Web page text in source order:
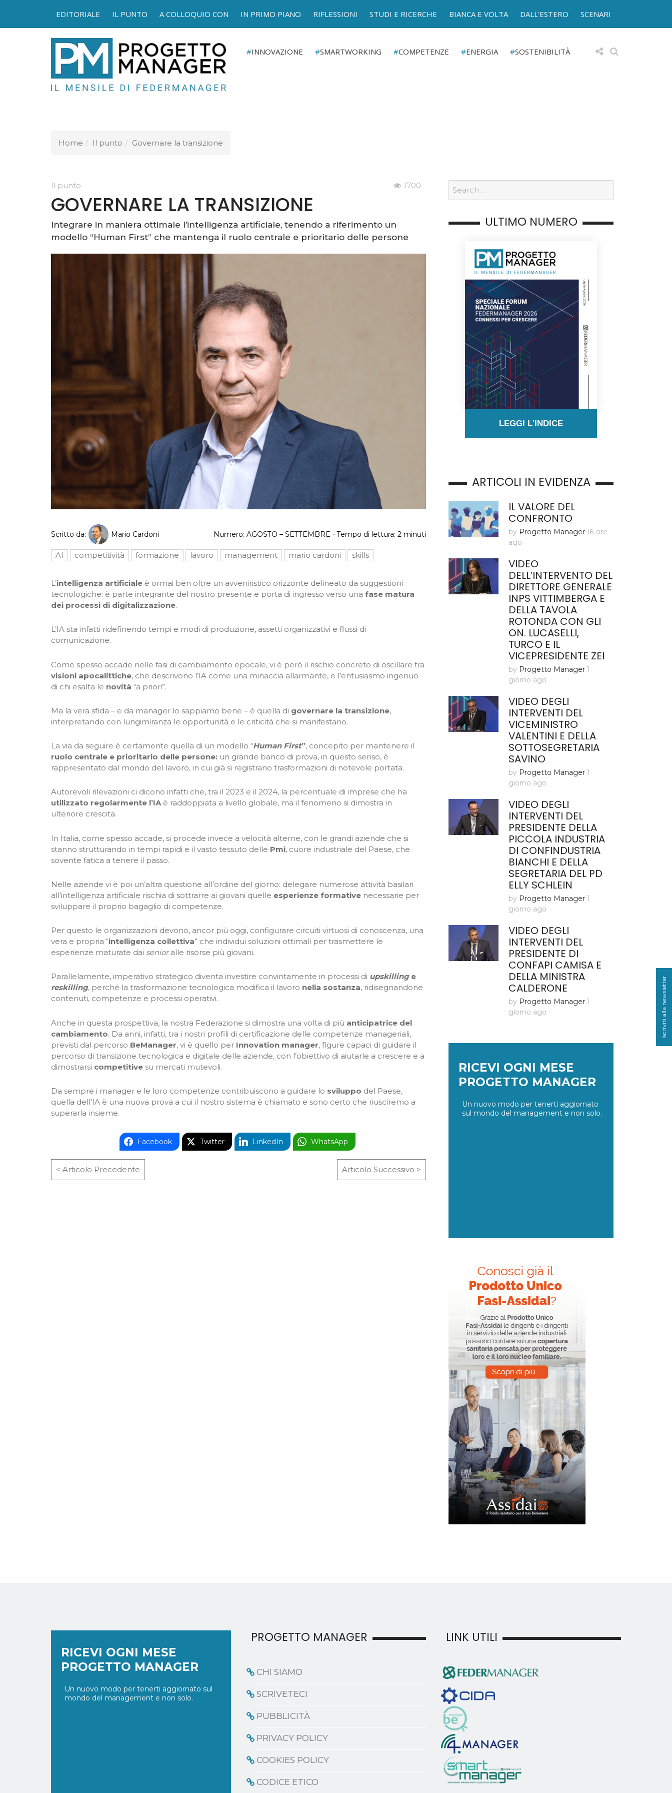
EDITORIALE IL PUNTO A COLLOQUIO CON IN PRIMO PIANO RIFLESSIONI STUDI E RICERCHE BIANCA E VOLTA DALL’ESTERO SCENARI
INNOVAZIONE SMARTWORKING COMPETENZE ENERGIA SOSTENIBILITÀ
Home Il punto Governare la transizione
Il punto 1700
GOVERNARE LA TRANSIZIONE
Integrare in maniera ottimale l’intelligenza artificiale, tenendo a riferimento un
modello “Human First” che mantenga il ruolo centrale e prioritario delle persone
Scritto da: Mario Cardoni Numero: AGOSTO – SETTEMBRE -Tempo di lettura: 2 minuti
AI competitività formazione lavoro management mario cardoni skills
L’intelligenza artificiale è ormai ben oltre un avveniristico orizzonte delineato da suggestioni
tecnologiche: è parte integrante del nostro presente e porta di ingresso verso una fase matura
dei processi di digitalizzazione.
L’IA sta infatti ridefinendo tempi e modi di produzione, assetti organizzativi e flussi di
comunicazione.
Come spesso accade nelle fasi di cambiamento epocale, vi è però il rischio concreto di oscillare tra
visioni apocalittiche, che descrivono l’IA come una minaccia allarmante, e l’entusiasmo ingenuo
di chi esalta le novità “a priori”.
Ma la vera sfida – e da manager lo sappiamo bene – è quella di governare la transizione,
interpretando con lungimiranza le opportunità e le criticità che si manifestano.
La via da seguire è certamente quella di un modello “Human First”, concepito per mantenere il
ruolo centrale e prioritario delle persone: un grande banco di prova, in questo senso, è
rappresentato dal mondo del lavoro, in cui già si registrano trasformazioni di notevole portata.
Autorevoli rilevazioni ci dicono infatti che, tra il 2023 e il 2024, la percentuale di imprese che ha
utilizzato regolarmente l’IAè raddoppiata a livello globale, ma il fenomeno si dimostra in
ulteriore crescita.
In Italia, come spesso accade, si procede invece a velocità alterne, con le grandi aziende che si
stanno strutturando in tempi rapidi e il vasto tessuto delle Pmi, cuore industriale del Paese, che
sovente fatica a tenere il passo.
Nelle aziende vi è poi un’altra questione all’ordine del giorno: delegare numerose attività basilari
all’intelligenza artificiale rischia di sottrarre ai giovani quelle esperienze formative necessarie per
sviluppare il proprio bagaglio di competenze.
Per questo le organizzazioni devono, ancor più oggi, configurare circuiti virtuosi di conoscenza, una
vera e propria “intelligenza collettiva” che individui soluzioni ottimali per trasmettere le
esperienze maturate dai senioralle risorse più giovani.
Parallelamente, imperativo strategico diventa investire convintamente in processi di upskillinge
reskilling, perché la trasformazione tecnologica modifica il lavoro nella sostanza, ridisegnandone
contenuti, competenze e processi operativi.
Anche in questa prospettiva, la nostra Federazione si dimostra una volta di più anticipatrice del
cambiamento. Da anni, infatti, tra i nostri profili di certificazione delle competenze manageriali,
previsti dal percorso BeManager, vi è quello per Innovation manager, figure capaci di guidare il
percorso di transizione tecnologica e digitale delle aziende, con l’obiettivo di aiutarle a crescere e a
dimostrarsi competitive su mercati mutevoli.
Da sempre i manager e le loro competenze contribuiscono a guidare lo sviluppo del Paese,
quella dell’IA è una nuova prova a cui il nostro sistema è chiamato e sono certo che riusciremo a
superarla insieme.
Facebook Twitter LinkedIn WhatsApp
< Articolo Precedente Articolo Successivo >
ULTIMO NUMERO
LEGGI L'INDICE
ARTICOLI IN EVIDENZA
IL VALORE DEL
CONFRONTO
by Progetto Manager 16 ore
ago
VIDEO
DELL’INTERVENTO DEL
DIRETTORE GENERALE
INPS VITTIMBERGA E
DELLA TAVOLA
ROTONDA CON GLI
ON. LUCASELLI,
TURCO E IL
VICEPRESIDENTE ZEI
by Progetto Manager 1
giorno ago
VIDEO DEGLI
INTERVENTI DEL
VICEMINISTRO
VALENTINI E DELLA
SOTTOSEGRETARIA
SAVINO
by Progetto Manager 1
giorno ago
VIDEO DEGLI
INTERVENTI DEL
PRESIDENTE DELLA
PICCOLA INDUSTRIA
DI CONFINDUSTRIA
BIANCHI E DELLA
SEGRETARIA DEL PD
ELLY SCHLEIN
by Progetto Manager 1
giorno ago
VIDEO DEGLI
INTERVENTI DEL
PRESIDENTE DI
CONFAPI CAMISA E
DELLA MINISTRA
CALDERONE
by Progetto Manager 1
giorno ago
RICEVI OGNI MESE
PROGETTO MANAGER
Un nuovo modo per tenerti aggiornato
sul mondo del management e non solo.
RICEVI OGNI MESE
PROGETTO MANAGER
Un nuovo modo per tenerti aggiornato sul
mondo del management e non solo.
PROGETTO MANAGER
CHI SIAMO
SCRIVETECI
PUBBLICITÀ
PRIVACY POLICY
COOKIES POLICY
CODICE ETICO
LINK UTILI
Iscriviti alla newsletter